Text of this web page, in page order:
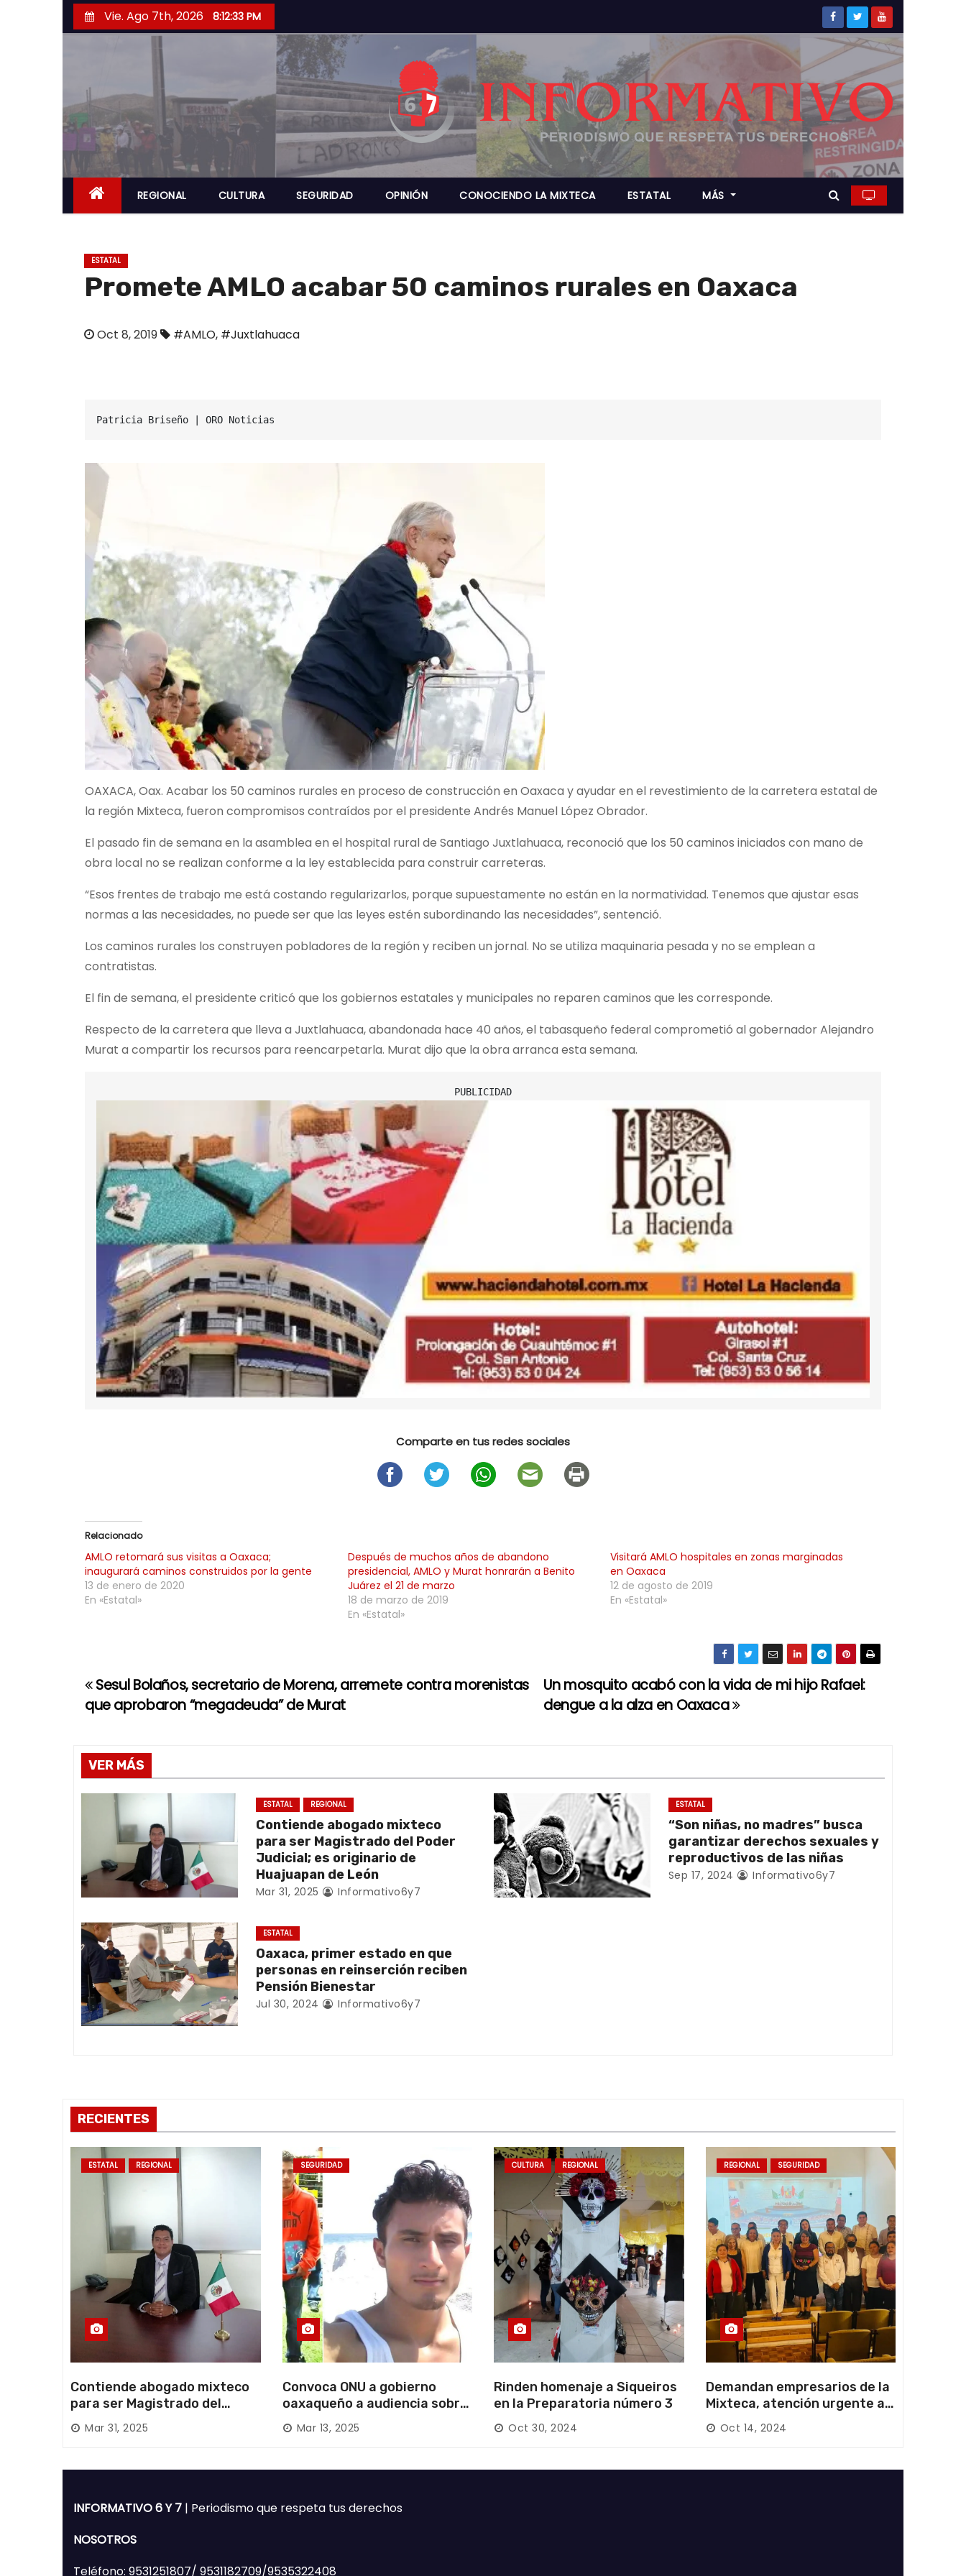
a
r
a
l
n
Vie. Ago 7th, 2026 8:12:34 PM
REGIONAL CULTURA SEGURIDAD OPINIÓN CONOCIENDO LA MIXTECA ESTATAL MÁS
ESTATAL
Promete AMLO acabar 50 caminos rurales en Oaxaca
Oct 8, 2019 #AMLO, #Juxtlahuaca
Patricia Briseño | ORO Noticias
OAXACA, Oax. Acabar los 50 caminos rurales en proceso de construcción en Oaxaca y ayudar en el revestimiento de la carretera estatal de
la región Mixteca, fueron compromisos contraídos por el presidente Andrés Manuel López Obrador.
El pasado fin de semana en la asamblea en el hospital rural de Santiago Juxtlahuaca, reconoció que los 50 caminos iniciados con mano de
obra local no se realizan conforme a la ley establecida para construir carreteras.
“Esos frentes de trabajo me está costando regularizarlos, porque supuestamente no están en la normatividad. Tenemos que ajustar esas
normas a las necesidades, no puede ser que las leyes estén subordinando las necesidades”, sentenció.
Los caminos rurales los construyen pobladores de la región y reciben un jornal. No se utiliza maquinaria pesada y no se emplean a
contratistas.
El fin de semana, el presidente criticó que los gobiernos estatales y municipales no reparen caminos que les corresponde.
Respecto de la carretera que lleva a Juxtlahuaca, abandonada hace 40 años, el tabasqueño federal comprometió al gobernador Alejandro
Murat a compartir los recursos para reencarpetarla. Murat dijo que la obra arranca esta semana.
PUBLICIDAD
Comparte en tus redes sociales
Relacionado
AMLO retomará sus visitas a Oaxaca;
inaugurará caminos construidos por la gente
13 de enero de 2020
En «Estatal»
Después de muchos años de abandono
presidencial, AMLO y Murat honrarán a Benito
Juárez el 21 de marzo
18 de marzo de 2019
En «Estatal»
Visitará AMLO hospitales en zonas marginadas
en Oaxaca
12 de agosto de 2019
En «Estatal»
N
a
v
e
c
i
ó
n
d
e
t
r
a
s
Un mosquito acabó con la vida de mi hijo Rafael:
dengue a la alza en Oaxaca
Sesul Bolaños, secretario de Morena, arremete contra morenistas
que aprobaron “megadeuda” de Murat
VER MÁS
ESTATAL REGIONAL
Contiende abogado mixteco
para ser Magistrado del Poder
Judicial; es originario de
Huajuapan de León
Mar 31, 2025 Informativo6y7
ESTATAL
“Son niñas, no madres” busca
garantizar derechos sexuales y
reproductivos de las niñas
Sep 17, 2024 Informativo6y7
ESTATAL
Oaxaca, primer estado en que
personas en reinserción reciben
Pensión Bienestar
Jul 30, 2024 Informativo6y7
RECIENTES
ESTATAL REGIONAL
Contiende abogado mixteco
para ser Magistrado del
Poder Judicial; es originario
de Huajuapan de León
Mar 31, 2025
SEGURIDAD
Convoca ONU a gobierno
oaxaqueño a audiencia sobre
desaparición forzada en la
Mixteca
Mar 13, 2025
CULTURA REGIONAL
Rinden homenaje a Siqueiros
en la Preparatoria número 3
Oct 30, 2024
REGIONAL SEGURIDAD
Demandan empresarios de la
Mixteca, atención urgente a
las carreteras locales y
federales
Oct 14, 2024
INFORMATIVO 6 Y 7 | Periodismo que respeta tus derechos
NOSOTROS
Teléfono: 9531251807/ 9531182709/9535322408